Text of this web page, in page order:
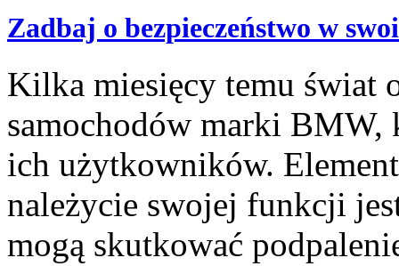
Zadbaj o bezpieczeństwo w
Kilka miesięcy temu świat
samochodów marki BMW,
ich użytkowników.
należycie swojej funkcji
mogą skutkować